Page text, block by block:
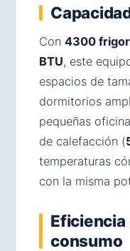
Con 4300
BTU, este
espacios de
dormitorios
pequeñas
de calefacción (
temperaturas
con la misma
consumo